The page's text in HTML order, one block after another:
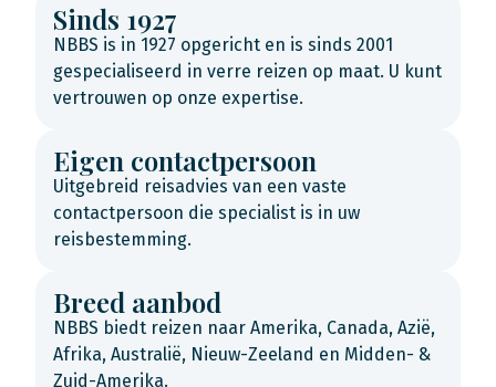
Sinds 1927
NBBS is in 1927 opgericht en is sinds 2001
gespecialiseerd in verre reizen op maat. U kunt
vertrouwen op onze expertise.
Eigen contactpersoon
Uitgebreid reisadvies van een vaste
contactpersoon die specialist is in uw
reisbestemming.
Breed aanbod
NBBS biedt reizen naar Amerika, Canada, Azië,
Afrika, Australië, Nieuw-Zeeland en Midden- &
Zuid-Amerika.